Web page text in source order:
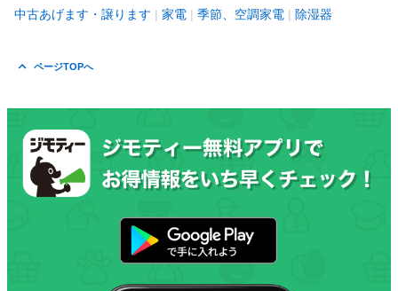
中古あげます・譲ります 家電 季節、空調家電 除湿器
ページTOPへ